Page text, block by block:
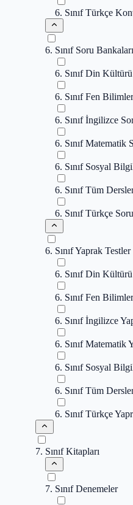
6. Sınıf Türkçe
6. Sınıf Soru Bankaları
6. Sınıf Din
6. Sınıf Fen
6. Sınıf İngilizce
6. Sınıf Matematik
6. Sınıf Sosyal
6. Sınıf Tüm
6. Sınıf Türkçe
6. Sınıf Yaprak Testler
6. Sınıf Din
6. Sınıf Fen
6. Sınıf İngilizce
6. Sınıf Matematik
6. Sınıf Sosyal
6. Sınıf Tüm
6. Sınıf Türkçe
7. Sınıf Kitapları
7. Sınıf Denemeler